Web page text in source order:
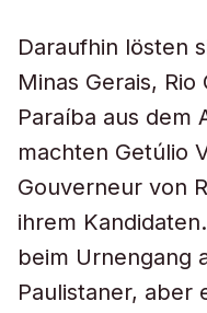
Daraufhin lösten
Minas Gerais,
Paraíba aus dem
machten Getúlio
Gouverneur von
ihrem
beim Urnengang
Paulistaner, aber